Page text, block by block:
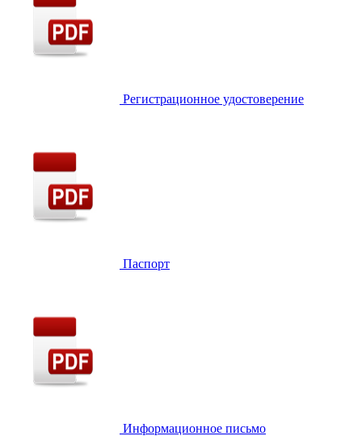
Регистрационное удостоверение
Паспорт
Информационное письмо